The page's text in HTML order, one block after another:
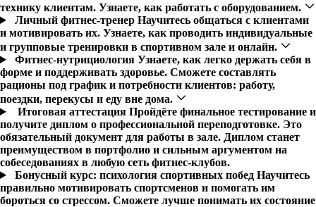
технику клиентам. Узнаете, как работать с оборудованием.
Личный фитнес-тренер Научитесь общаться с клиентами
и мотивировать их. Узнаете, как проводить индивидуальные
и групповые тренировки в спортивном зале и онлайн.
Фитнес-нутрициология Узнаете, как легко держать себя в
форме и поддерживать здоровье. Сможете составлять
рационы под график и потребности клиентов: работу,
поездки, перекусы и еду вне дома.
Итоговая аттестация Пройдёте финальное тестирование и
получите диплом о профессиональной переподготовке. Это
обязательный документ для работы в зале. Диплом станет
преимуществом в портфолио и сильным аргументом на
собеседованиях в любую сеть фитнес-клубов.
Бонусный курс: психология спортивных побед Научитесь
правильно мотивировать спортсменов и помогать им
бороться со стрессом. Сможете лучше понимать их состояние